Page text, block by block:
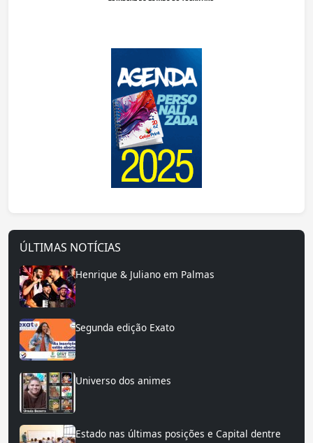
ÚLTIMAS NOTÍCIAS
Henrique & Juliano em Palmas
Segunda edição Exato
Universo dos animes
Estado nas últimas posições e Capital dentre